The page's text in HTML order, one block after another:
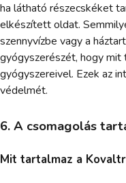
ha látható részecskéket
elkészített oldat.
szennyvízbe vagy a
gyógyszerészét, hogy mit
gyógyszereivel. Ezek az
védelmét.
6. A csomagolás
Mit tartalmaz a